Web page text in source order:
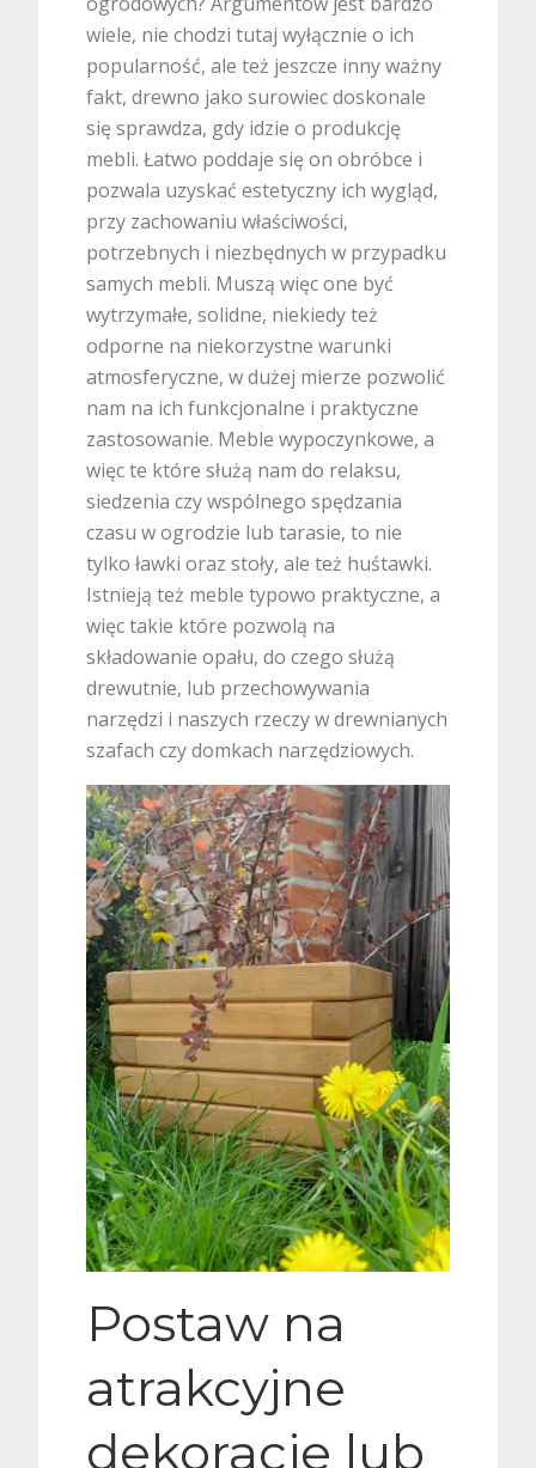
wiele, nie chodzi tutaj wyłącznie o ich
popularność, ale też jeszcze inny ważny
fakt, drewno jako surowiec doskonale
się sprawdza, gdy idzie o produkcję
mebli. Łatwo poddaje się on obróbce i
pozwala uzyskać estetyczny ich wygląd,
przy zachowaniu właściwości,
potrzebnych i niezbędnych w przypadku
samych mebli. Muszą więc one być
wytrzymałe, solidne, niekiedy też
odporne na niekorzystne warunki
atmosferyczne, w dużej mierze pozwolić
nam na ich funkcjonalne i praktyczne
zastosowanie. Meble wypoczynkowe, a
więc te które służą nam do relaksu,
siedzenia czy wspólnego spędzania
czasu w ogrodzie lub tarasie, to nie
tylko ławki oraz stoły, ale też huśtawki.
Istnieją też meble typowo praktyczne, a
więc takie które pozwolą na
składowanie opału, do czego służą
drewutnie, lub przechowywania
narzędzi i naszych rzeczy w drewnianych
szafach czy domkach narzędziowych.
Postaw na
atrakcyjne
dekoracje lub